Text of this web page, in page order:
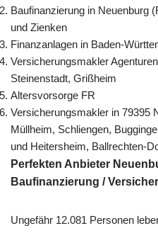
Baufinanzierung in Neuenburg
und Zienken
Finanzanlagen in Baden-
Versicherungsmakler
Steinenstadt, Grißheim
Altersvorsorge FR
Versicherungsmakler in 79395
Müllheim, Schliengen,
und Heitersheim, Ballrechten-
Perfekten Anbieter
Baufinanzierung /
Ungefähr 12.081 Personen